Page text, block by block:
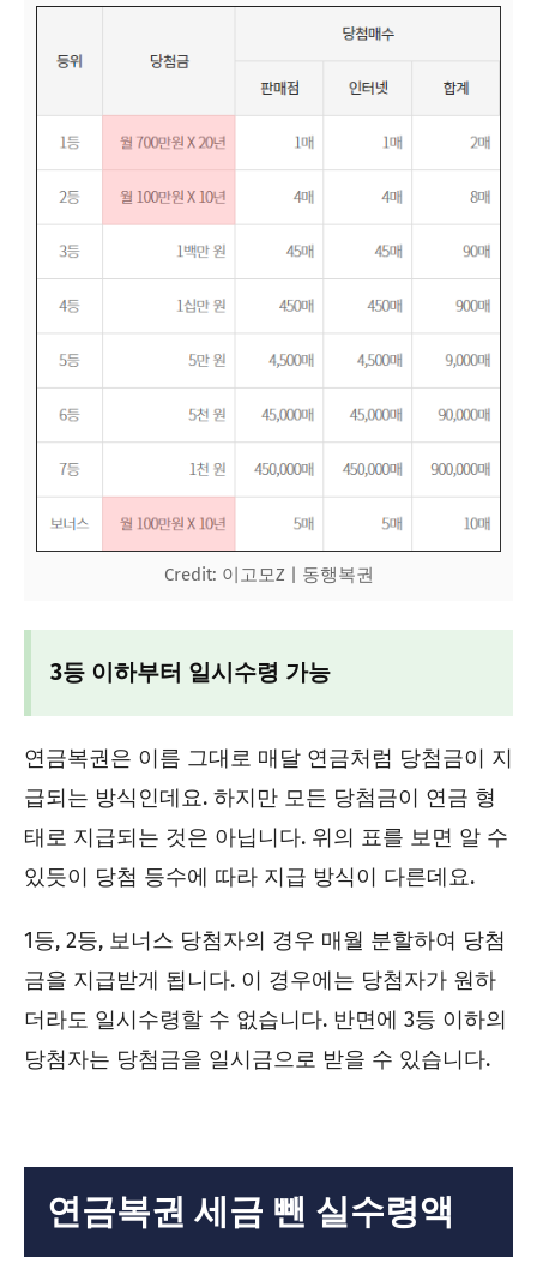
Credit: 이고모Z | 동행복권
3등 이하부터 일시수령 가능
연금복권은 이름 그대로 매달 연금처럼 당첨금이 지
급되는 방식인데요. 하지만 모든 당첨금이 연금 형
태로 지급되는 것은 아닙니다. 위의 표를 보면 알 수
있듯이 당첨 등수에 따라 지급 방식이 다른데요.
1등, 2등, 보너스 당첨자의 경우 매월 분할하여 당첨
금을 지급받게 됩니다. 이 경우에는 당첨자가 원하
더라도 일시수령할 수 없습니다. 반면에 3등 이하의
당첨자는 당첨금을 일시금으로 받을 수 있습니다.
연금복권 세금 뺀 실수령액